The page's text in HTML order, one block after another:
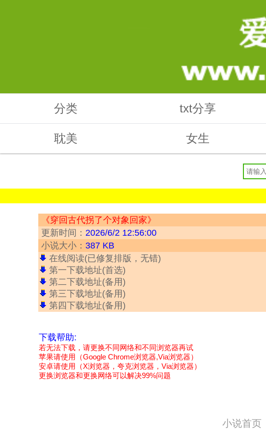
分类 txt分享
耽美 女生
《穿回古代拐了个对象回家》
更新时间： 2026/6/2 12:56:00
小说大小： 387 KB
在线阅读(已修复排版，无错)
第一下载地址(首选)
第二下载地址(备用)
第三下载地址(备用)
第四下载地址(备用)
下载帮助:
若无法下载，请更换不同网络和不同浏览器再试
苹果请使用（Google Chrome浏览器,Via浏览器）
安卓请使用（X浏览器，夸克浏览器，Via浏览器）
更换浏览器和更换网络可以解决99%问题
小说首页